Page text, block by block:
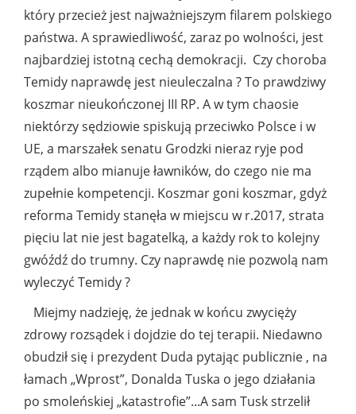
który przecież jest najważniejszym filarem polskiego
państwa. A sprawiedliwość, zaraz po wolności, jest
najbardziej istotną cechą demokracji. Czy choroba
Temidy naprawdę jest nieuleczalna ? To prawdziwy
koszmar nieukończonej III RP. A w tym chaosie
niektórzy sędziowie spiskują przeciwko Polsce i w
UE, a marszałek senatu Grodzki nieraz ryje pod
rządem albo mianuje ławników, do czego nie ma
zupełnie kompetencji. Koszmar goni koszmar, gdyż
reforma Temidy stanęła w miejscu w r.2017, strata
pięciu lat nie jest bagatelką, a każdy rok to kolejny
gwóźdź do trumny. Czy naprawdę nie pozwolą nam
wyleczyć Temidy ?
Miejmy nadzieję, że jednak w końcu zwycięży
zdrowy rozsądek i dojdzie do tej terapii. Niedawno
obudził się i prezydent Duda pytając publicznie , na
łamach „Wprost”, Donalda Tuska o jego działania
po smoleńskiej „katastrofie”...A sam Tusk strzelił